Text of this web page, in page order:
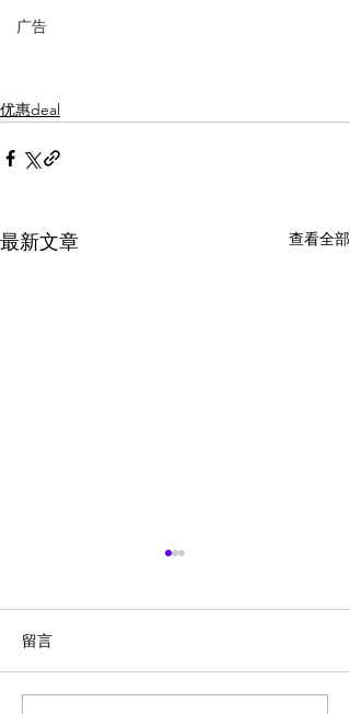
广告
优惠deal
最新文章 查看全部
留言